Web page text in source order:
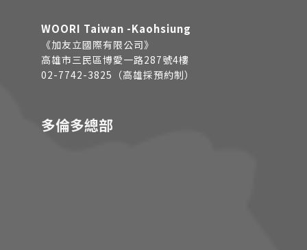
WOORI Taiwan -Kaohsiung
《加友立國際有限公司》
高雄市三民區博愛一路287號4樓
02-7742-3825（高雄採預約制）
多倫多總部